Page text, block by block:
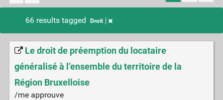
66 results tagged Droit
Le droit de préemption du locataire
généralisé à l’ensemble du territoire de la
Région Bruxelloise
/me approuve